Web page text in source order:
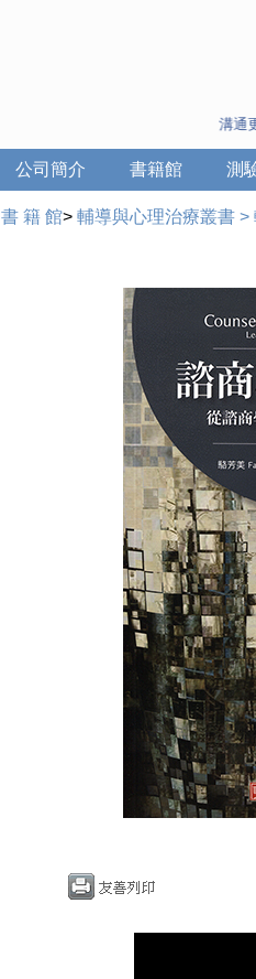
溝通更
測
書籍館
公司簡介
書 籍 館> 輔導與心理治療叢書 >